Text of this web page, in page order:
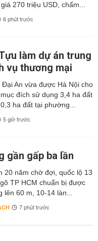
270 triệu USD, chấm...
6 phút trước
làm dự án trung
vụ thương mại
Đại An vừa được Hà Nội cho
đích sử dụng 3,4 ha đất
ha đất tại phường...
5 giờ trước
gần gấp ba lần
20 năm chờ đợi, quốc lộ 13
TP HCM chuẩn bị được
lên 60 m, 10-14 làn...
7 phút trước